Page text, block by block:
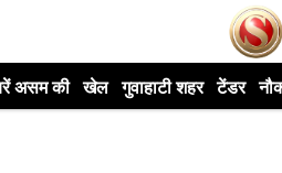
असम की खेल गुवाहाटी शहर टेंडर